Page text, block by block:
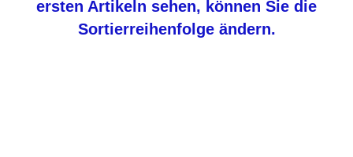
ersten Artikeln sehen, können Sie die
Sortierreihenfolge ändern.